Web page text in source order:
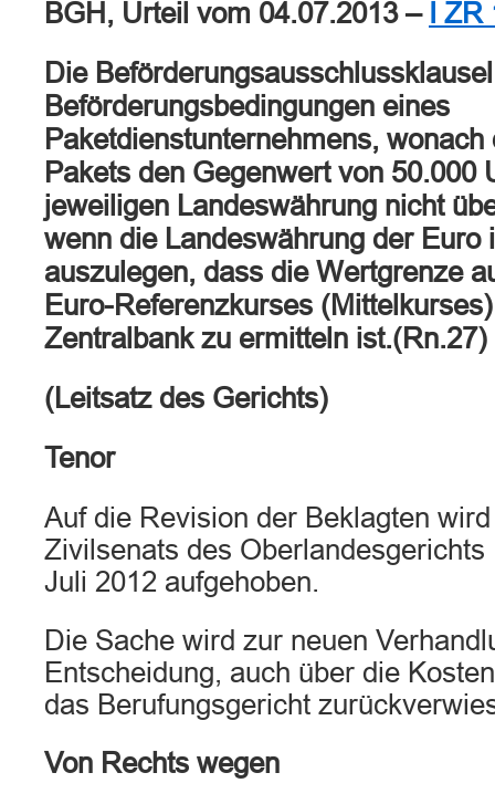
BGH, Urteil vom 04.07.2013 –
I
Die
Beförderungsbedingungen eines
Paketdienstunternehmens,
Pakets den Gegenwert von 50.000
jeweiligen Landeswährung nicht
wenn die Landeswährung der Euro
auszulegen, dass die Wertgrenze
Euro-Referenzkurses
Zentralbank zu ermitteln ist.(Rn.27)
(Leitsatz des Gerichts)
Tenor
Auf die Revision der Beklagten
Zivilsenats des
Juli 2012 aufgehoben.
Die Sache wird zur neuen
Entscheidung, auch über die
das Berufungsgericht
Von Rechts wegen